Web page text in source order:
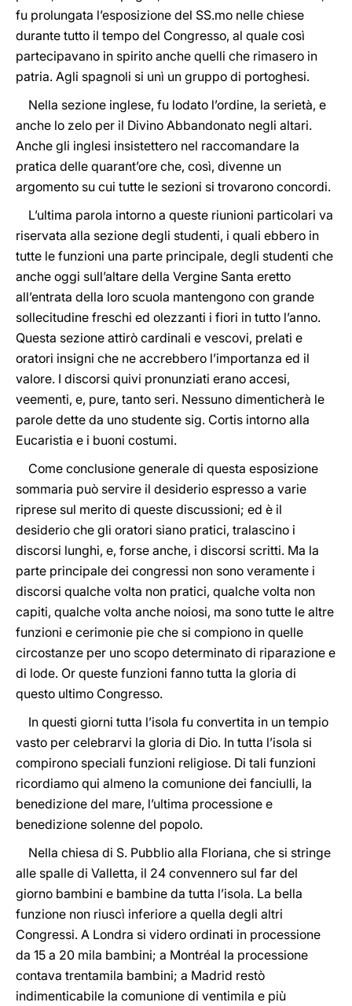
fu prolungata l’esposizione del SS.mo nelle chiese
durante tutto il tempo del Congresso, al quale così
partecipavano in spirito anche quelli che rimasero in
patria. Agli spagnoli si unì un gruppo di portoghesi.
Nella sezione inglese, fu lodato l’ordine, la serietà, e
anche lo zelo per il Divino Abbandonato negli altari.
Anche gli inglesi insistettero nel raccomandare la
pratica delle quarant’ore che, così, divenne un
argomento su cui tutte le sezioni si trovarono concordi.
L’ultima parola intorno a queste riunioni particolari va
riservata alla sezione degli studenti, i quali ebbero in
tutte le funzioni una parte principale, degli studenti che
anche oggi sull’altare della Vergine Santa eretto
all’entrata della loro scuola mantengono con grande
sollecitudine freschi ed olezzanti i fiori in tutto l’anno.
Questa sezione attirò cardinali e vescovi, prelati e
oratori insigni che ne accrebbero l’importanza ed il
valore. I discorsi quivi pronunziati erano accesi,
veementi, e, pure, tanto seri. Nessuno dimenticherà le
parole dette da uno studente sig. Cortis intorno alla
Eucaristia e i buoni costumi.
Come conclusione generale di questa esposizione
sommaria può servire il desiderio espresso a varie
riprese sul merito di queste discussioni; ed è il
desiderio che gli oratori siano pratici, tralascino i
discorsi lunghi, e, forse anche, i discorsi scritti. Ma la
parte principale dei congressi non sono veramente i
discorsi qualche volta non pratici, qualche volta non
capiti, qualche volta anche noiosi, ma sono tutte le altre
funzioni e cerimonie pie che si compiono in quelle
circostanze per uno scopo determinato di riparazione e
di lode. Or queste funzioni fanno tutta la gloria di
questo ultimo Congresso.
In questi giorni tutta l’isola fu convertita in un tempio
vasto per celebrarvi la gloria di Dio. In tutta l’isola si
compirono speciali funzioni religiose. Di tali funzioni
ricordiamo qui almeno la comunione dei fanciulli, la
benedizione del mare, l’ultima processione e
benedizione solenne del popolo.
Nella chiesa di S. Pubblio alla Floriana, che si stringe
alle spalle di Valletta, il 24 convennero sul far del
giorno bambini e bambine da tutta l’isola. La bella
funzione non riuscì inferiore a quella degli altri
Congressi. A Londra si videro ordinati in processione
da 15 a 20 mila bambini; a Montréal la processione
contava trentamila bambini; a Madrid restò
indimenticabile la comunione di ventimila e più